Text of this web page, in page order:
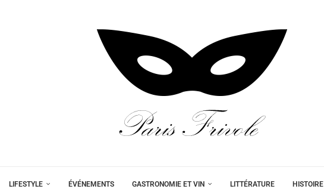
LIFESTYLE ÉVÉNEMENTS GASTRONOMIE ET VIN LITTÉRATURE HISTOIRE